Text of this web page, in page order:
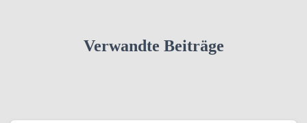
Verwandte Beiträge